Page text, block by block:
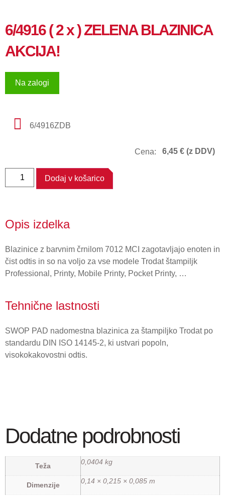
6/4916 ( 2 x ) ZELENA BLAZINICA
AKCIJA!
Na zalogi
6/4916ZDB
Cena: 6,45 € (z DDV)
Dodaj v košarico
Opis izdelka
Blazinice z barvnim črnilom 7012 MCI zagotavljajo enoten in
čist odtis in so na voljo za vse modele Trodat štampiljk
Professional, Printy, Mobile Printy, Pocket Printy, …
Tehnične lastnosti
SWOP PAD nadomestna blazinica za štampiljko Trodat po
standardu DIN ISO 14145-2, ki ustvari popoln,
visokokakovostni odtis.
Dodatne podrobnosti
Teža 0,0404 kg
Dimenzije 0,14 × 0,215 × 0,085 m